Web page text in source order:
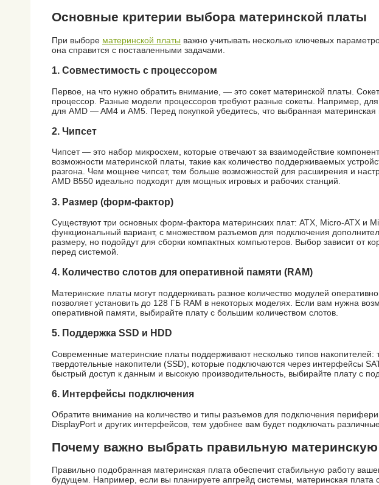
Основные критерии выбора материнской платы
При выборе материнской платы важно учитывать несколько ключевых
она справится с поставленными задачами.
1. Совместимость с процессором
Первое, на что нужно обратить внимание, — это сокет материнской платы.
процессор. Разные модели процессоров требуют разные сокеты. Например,
для AMD — AM4 и AM5. Перед покупкой убедитесь, что выбранная
2. Чипсет
Чипсет — это набор микросхем, которые отвечают за взаимодействие
возможности материнской платы, такие как количество поддерживаемых
разгона. Чем мощнее чипсет, тем больше возможностей для расширения и
AMD B550 идеально подходят для мощных игровых и рабочих станций.
3. Размер (форм-фактор)
Существуют три основных форм-фактора материнских плат: ATX, Micro-ATX и
функциональный вариант, с множеством разъемов для подключения
размеру, но подойдут для сборки компактных компьютеров. Выбор зависит от
перед системой.
4. Количество слотов для оперативной памяти (RAM)
Материнские платы могут поддерживать разное количество модулей
позволяет установить до 128 ГБ RAM в некоторых моделях. Если вам нужна
оперативной памяти, выбирайте плату с большим количеством слотов.
5. Поддержка SSD и HDD
Современные материнские платы поддерживают несколько типов накопителей:
твердотельные накопители (SSD), которые подключаются через интерфейсы
быстрый доступ к данным и высокую производительность, выбирайте плату с
6. Интерфейсы подключения
Обратите внимание на количество и типы разъемов для подключения
DisplayPort и других интерфейсов, тем удобнее вам будет подключать
Почему важно выбрать правильную материнскую
Правильно подобранная материнская плата обеспечит стабильную работу
будущем. Например, если вы планируете апгрейд системы, материнская плата